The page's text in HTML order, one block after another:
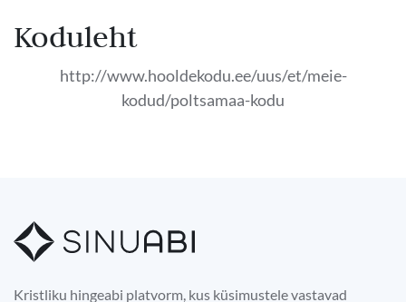
Koduleht
http://www.hooldekodu.ee/uus/et/meie-
kodud/poltsamaa-kodu
Kristliku hingeabi platvorm, kus küsimustele vastavad